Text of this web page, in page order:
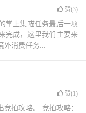
赞(3)
掌上集喵任务最后一项
完成，这里我们主要来
外消费任务...
赞(1)
拍攻略。 竞拍攻略：